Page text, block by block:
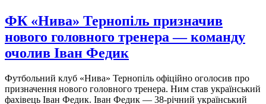
ФК «Нива» Тернопіль призначив
нового головного тренера — команду
очолив Іван Федик
Футбольний клуб «Нива» Тернопіль офіційно оголосив про
призначення нового головного тренера. Ним став український
фахівець Іван Федик. Іван Федик — 38-річний український